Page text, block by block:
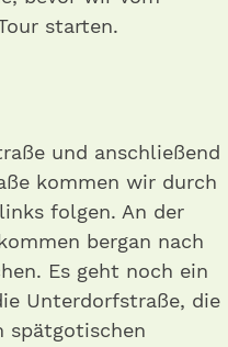
starten.
und anschließend
kommen wir durch
folgen. An der
bergan nach
Es geht noch ein
Unterdorfstraße, die
spätgotischen